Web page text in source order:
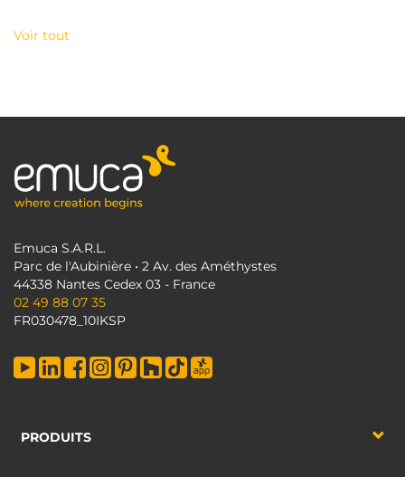
Voir tout
Emuca S.A.R.L.
Parc de l'Aubinière • 2 Av. des Améthystes
44338 Nantes Cedex 03 - France
02 49 88 07 35
FR030478_10IKSP
PRODUITS